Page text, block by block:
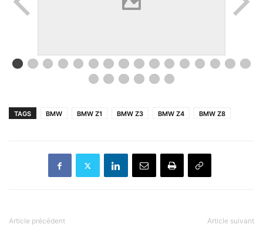
TAGS BMW BMW Z1 BMW Z3 BMW Z4 BMW Z8
Article précédent Article suivant